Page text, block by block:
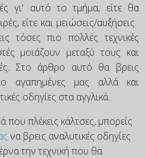
γι' αυτό το τμήμα, είτε θα
είτε και μειώσεις/αυξήσεις.
τόσες πιο πολλές τεχνικές
μοιάζουν μεταξύ τους και
Στο άρθρο αυτό θα βρεις
αγαπημένες μας αλλά και
οδηγίες στα αγγλικά.
πλέκεις κάλτσες, μπορείς
να βρεις αναλυτικές οδηγίες
την τεχνική που θα